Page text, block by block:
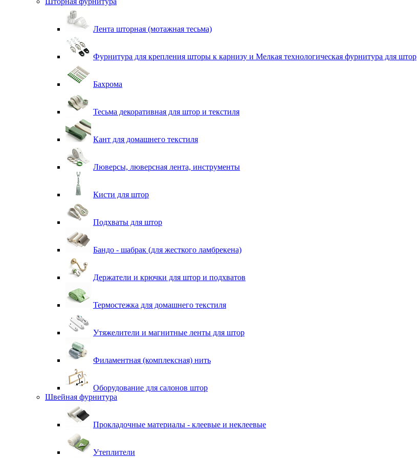
Лента шторная (мотажная тесьма)
Фурнитура для крепления шторы к карнизу и Мелкая технологическая фурнитура для штор
Бахрома
Тесьма декоративная для штор и текстиля
Кант для домашнего текстиля
Люверсы, люверсная лента, инструменты
Кисти для штор
Подхваты для штор
Бандо - шабрак (для жесткого ламбрекена)
Держатели и крючки для штор и подхватов
Термостежка для домашнего текстиля
Утяжелители и магнитные ленты для штор
Филаментная (комплексная) нить
Оборудование для салонов штор
Швейная фурнитура
Прокладочные материалы - клеевые и неклеевые
Утеплители